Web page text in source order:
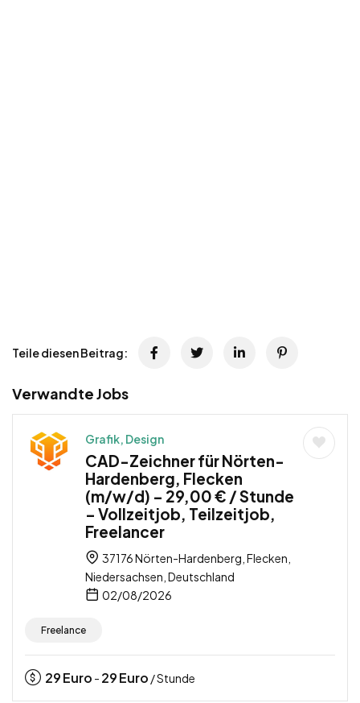
Teile diesen Beitrag:
Verwandte Jobs
Grafik, Design
CAD-Zeichner für Nörten-
Hardenberg, Flecken
(m/w/d) – 29,00 € / Stunde
– Vollzeitjob, Teilzeitjob,
Freelancer
37176 Nörten-Hardenberg, Flecken,
Niedersachsen, Deutschland
02/08/2026
Freelance
29Euro - 29Euro / Stunde